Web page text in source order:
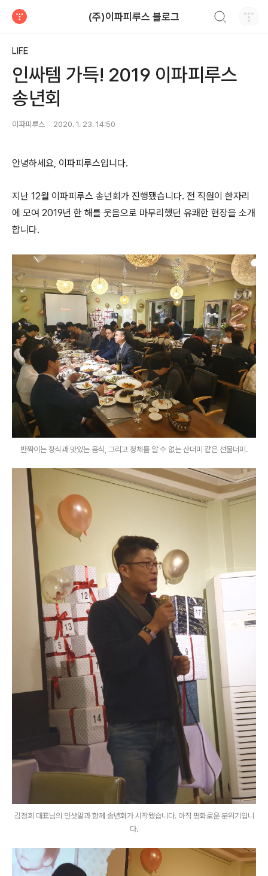
(주)이파피루스 블로그
LIFE
인싸템 가득! 2019 이파피루스
송년회
이파피루스 2020. 1. 23. 14:50
안녕하세요, 이파피루스입니다.
지난 12월 이파피루스 송년회가 진행됐습니다. 전 직원이 한자리
에 모여 2019년 한 해를 웃음으로 마무리했던 유쾌한 현장을 소개
합니다.
반짝이는 장식과 맛있는 음식, 그리고 정체를 알 수 없는 산더미 같은 선물더미.
김정희 대표님의 인삿말과 함께 송년회가 시작됐습니다. 아직 평화로운 분위기입니
다.